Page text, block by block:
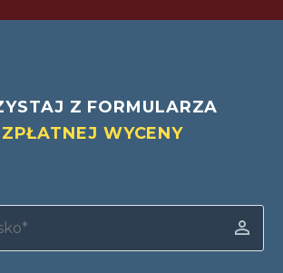
Z FORMULARZA
WYCENY